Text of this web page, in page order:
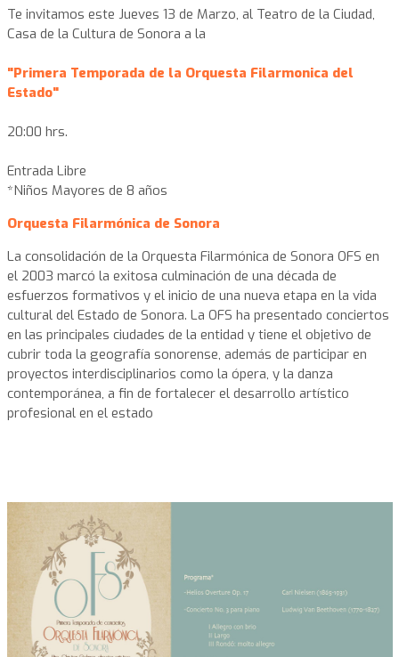
Te invitamos este Jueves 13 de Marzo, al Teatro de la Ciudad,
Casa de la Cultura de Sonora a la
"Primera Temporada de la Orquesta Filarmonica del
Estado"
20:00 hrs.
Entrada Libre
*Niños Mayores de 8 años
Orquesta Filarmónica de Sonora
La consolidación de la Orquesta Filarmónica de Sonora OFS en
el 2003 marcó la exitosa culminación de una década de
esfuerzos formativos y el inicio de una nueva etapa en la vida
cultural del Estado de Sonora. La OFS ha presentado conciertos
en las principales ciudades de la entidad y tiene el objetivo de
cubrir toda la geografía sonorense, además de participar en
proyectos interdisciplinarios como la ópera, y la danza
contemporánea, a fin de fortalecer el desarrollo artístico
profesional en el estado